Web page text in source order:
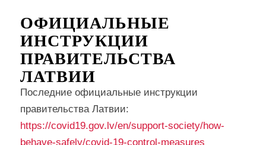
ОФИЦИАЛЬНЫЕ
ИНСТРУКЦИИ
ПРАВИТЕЛЬСТВА
ЛАТВИИ
Последние официальные инструкции
правительства Латвии:
https://covid19.gov.lv/en/support-society/how-
behave-safely/covid-19-control-measures